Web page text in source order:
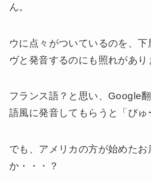
ん。
ウに点々がついているのを、下
ヴと発音するのにも照れがあり
フランス語？と思い、Google
語風に発音してもらうと「びゅ
でも、アメリカの方が始めた
か・・・？